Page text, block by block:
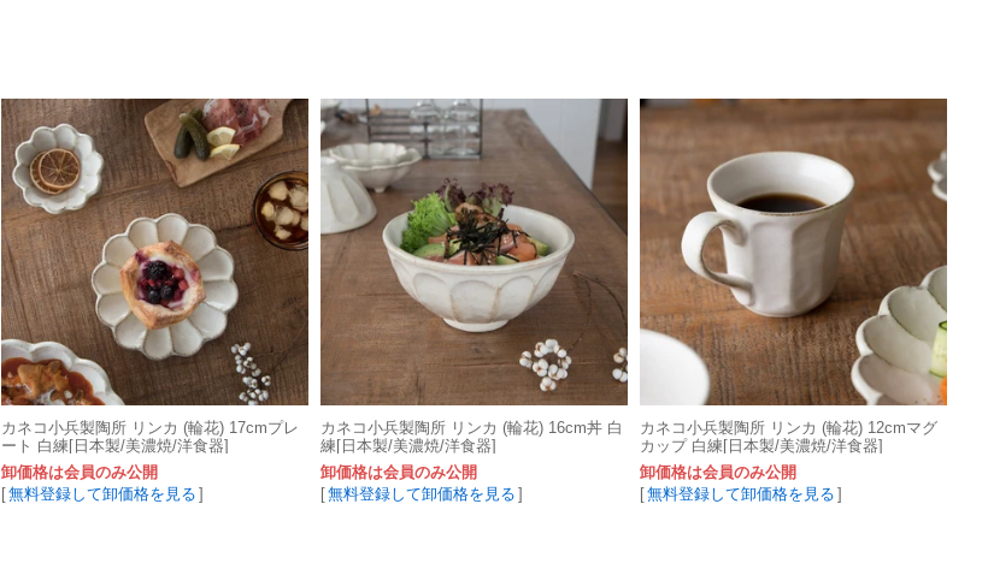
カネコ小兵製陶所 リンカ (輪花) 17cmプレ
ート 白練[日本製/美濃焼/洋食器]
卸価格は会員のみ公開
[無料登録して卸価格を見る ]
カネコ小兵製陶所 リンカ (輪花) 16cm丼 白
練[日本製/美濃焼/洋食器]
卸価格は会員のみ公開
[無料登録して卸価格を見る ]
カネコ小兵製陶所 リンカ (輪花) 12cmマグ
カップ 白練[日本製/美濃焼/洋食器]
卸価格は会員のみ公開
[無料登録して卸価格を見る ]